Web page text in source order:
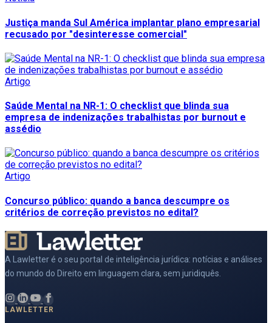
Justiça manda Sul América implantar plano empresarial
recusado por "desinteresse comercial"
Artigo
Saúde Mental na NR-1: O checklist que blinda sua
empresa de indenizações trabalhistas por burnout e
assédio
Artigo
Concurso público: quando a banca descumpre os
critérios de correção previstos no edital?
A Lawletter é o seu portal de inteligência jurídica: notícias e análises
do mundo do Direito em linguagem clara, sem juridiquês.
LAWLETTER